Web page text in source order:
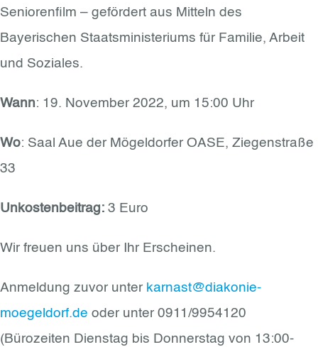
Seniorenfilm – gefördert aus Mitteln des
Bayerischen Staatsministeriums für Familie, Arbeit
und Soziales.
Wann: 19. November 2022, um 15:00 Uhr
Wo: Saal Aue der Mögeldorfer OASE, Ziegenstraße
33
Unkostenbeitrag: 3 Euro
Wir freuen uns über Ihr Erscheinen.
Anmeldung zuvor unter karnast@diakonie-
moegeldorf.de oder unter 0911/9954120
(Bürozeiten Dienstag bis Donnerstag von 13:00-